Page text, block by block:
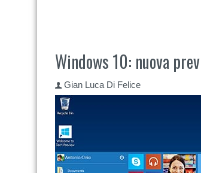
Windows 10: nuova
Gian Luca Di Felice